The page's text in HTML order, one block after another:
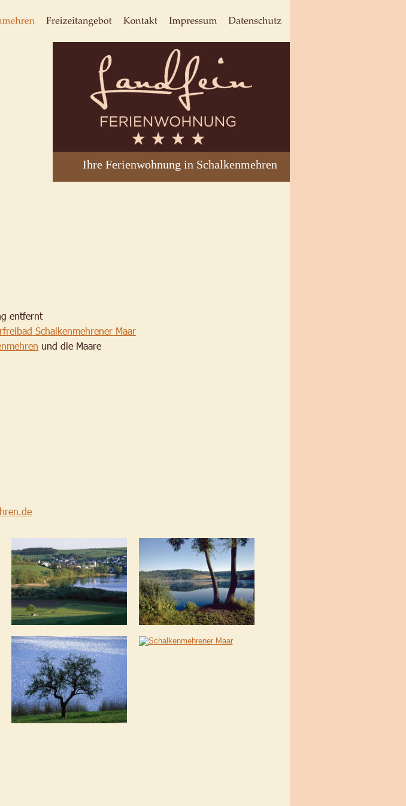
Eifel Fewo Landfein in Schalkenmehren mit Wohnzimmer inkl. HD Flachbildfernseher und Schlafcouch.
Ferienwohnung Landfein mit Doppelzimmer inkl. Doppelbett 180 x 200 cm in Schalkenmehren in der Vulkaneifel.
Fewo Eifel in Schalkenmehren mit Einzelzimmer inkl. Einzelbett  90 x 200 cm.
entfernt
Schalkenmehrener Maar
und die Maare
Ihre Ferienwohnung in Schalkenmehren